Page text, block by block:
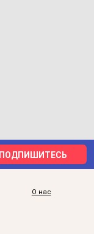
ПОДПИШИТЕСЬ
О нас